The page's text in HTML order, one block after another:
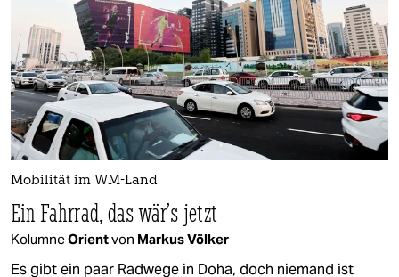
Mobilität im WM-Land
Ein Fahrrad, das wär’s jetzt
KolumneOrientvon Markus Völker
Es gibt ein paar Radwege in Doha, doch niemand ist